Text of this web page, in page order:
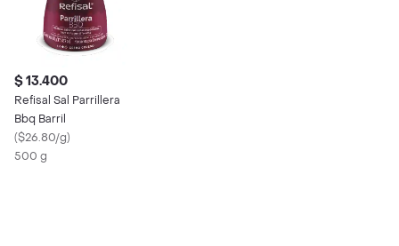
$ 13.400
Refisal Sal Parrillera
Bbq Barril
($26.80/g)
500 g